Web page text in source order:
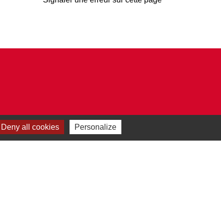
Deny all cookies Personalize